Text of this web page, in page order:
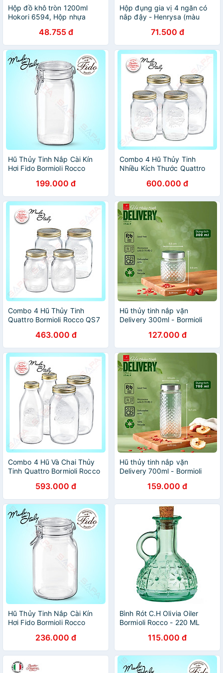
Hộp đồ khô tròn 1200ml
Hokori 6594, Hộp nhựa
đựng sữa, hộp nhựa nắp
đậy kín
48.755 đ
Hộp đụng gia vị 4 ngăn có
nắp đậy - Henrysa (màu
71.500 đ
Hũ Thủy Tinh Nắp Cài Kín
Hơi Fido Bormioli Rocco
(1500ml)199.000 đ
Combo 4 Hũ Thủy Tinh
Nhiều Kích Thước Quattro
600.000 đ
Combo 4 Hũ Thủy Tinh
Quattro Bormioli Rocco QS7
463.000 đ
Hũ thủy tinh nắp vặn
Delivery 300ml - Bormioli
127.000 đ
Combo 4 Hũ Và Chai Thủy
Tinh Quattro Bormioli Rocco
593.000 đ
Hũ thủy tinh nắp vặn
Delivery 700ml - Bormioli
159.000 đ
Hũ Thủy Tinh Nắp Cài Kín
Hơi Fido Bormioli Rocco
(2000ml)236.000 đ
Bình Rót C.H Olivia Oiler
Bormioli Rocco - 220 ML
115.000 đ